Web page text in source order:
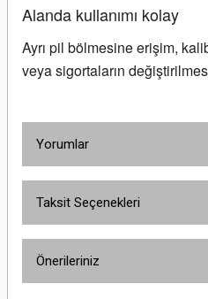
Alanda kullanımı kolay
Ayrı pil bölmesine erişim,
veya sigortaların
Yorumlar
Taksit Seçenekleri
Önerileriniz